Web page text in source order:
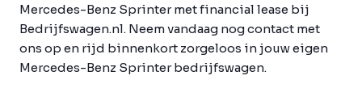
Mercedes-Benz Sprinter met financial lease bij
Bedrijfswagen.nl. Neem vandaag nog contact met
ons op en rijd binnenkort zorgeloos in jouw eigen
Mercedes-Benz Sprinter bedrijfswagen.